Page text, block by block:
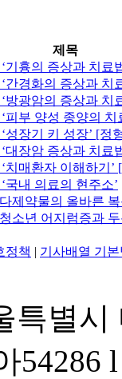
제목
기흉의 증상과 치료
간경화의 증상과 치
방광암의 증상과 치
피부 양성 종양의
성장기 키 성장’ [정
대장암 증상과 치료
치매환자 이해하기’
국내 의료의 현주소’
제약물의 올바른
소년 어지럼증과
정책 | 기사배열 기
특별
54286